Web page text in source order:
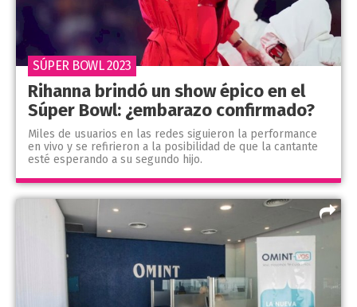
Rihanna brindó un show épico en el
Súper Bowl: ¿embarazo confirmado?
Miles de usuarios en las redes siguieron la performance
en vivo y se refirieron a la posibilidad de que la cantante
esté esperando a su segundo hijo.
SÚPER BOWL 2023